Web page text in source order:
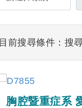
目前搜尋條件：搜
胸腔暨重症系